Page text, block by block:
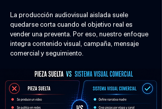
La producción audiovisual aislada suele
quedarse corta cuando el objetivo real es
vender una preventa. Por eso, nuestro enfoque
integra contenido visual, campaña, mensaje
comercial y seguimiento.